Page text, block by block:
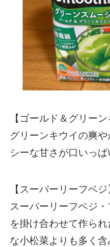
【ゴールド＆グリーン
グリーンキウイの爽
シーな甘さが口いっぱ
【スーパーリーフベジ
スーパーリーフベジ
を掛け合わせて作ら
な小松菜よりも多く含